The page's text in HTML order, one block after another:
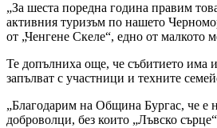
„За шеста поредна година правим
активния туризъм по нашето
от „Ченгене Скеле“, едно от малкото
Те допълниха още, че събитието има
запълват с участници и техните
„Благодарим на Община Бургас, че е
доброволци, без които „Лъвско